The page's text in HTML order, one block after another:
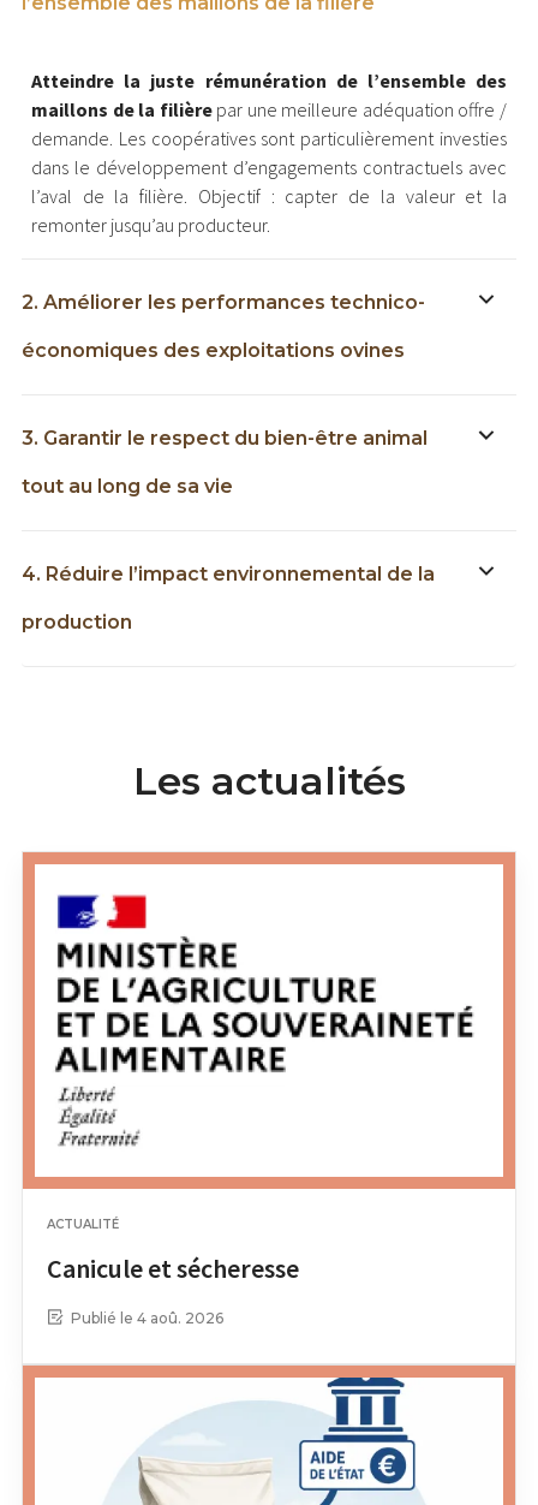
Atteindre la juste rémunération de l’ensemble des
maillons de la filière par une meilleure adéquation offre /
demande. Les coopératives sont particulièrement investies
dans le développement d’engagements contractuels avec
l’aval de la filière. Objectif : capter de la valeur et la
remonter jusqu’au producteur.
2. Améliorer les performances technico-
économiques des exploitations ovines
3. Garantir le respect du bien-être animal
tout au long de sa vie
4. Réduire l’impact environnemental de la
production
Les actualités
ACTUALITÉ
Canicule et sécheresse
Publié le 4 aoû. 2026